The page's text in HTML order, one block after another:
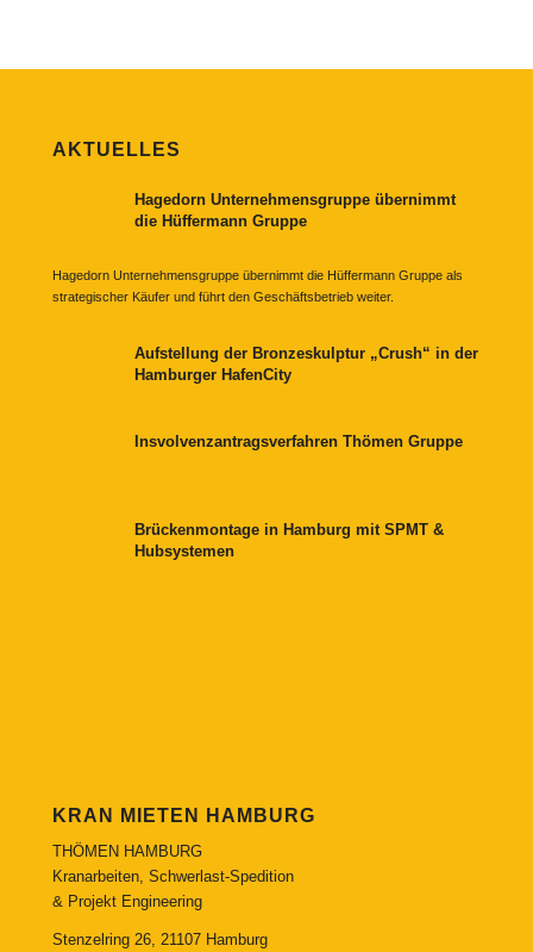
AKTUELLES
Hagedorn Unternehmensgruppe übernimmt
die Hüffermann Gruppe
Hagedorn Unternehmensgruppe übernimmt die Hüffermann Gruppe als
strategischer Käufer und führt den Geschäftsbetrieb weiter.
Aufstellung der Bronzeskulptur „Crush“ in der
Hamburger HafenCity
Insvolvenzantragsverfahren Thömen Gruppe
Brückenmontage in Hamburg mit SPMT &
Hubsystemen
KRAN MIETEN HAMBURG
THÖMEN HAMBURG
Kranarbeiten, Schwerlast-Spedition
& Projekt Engineering
Stenzelring 26, 21107 Hamburg